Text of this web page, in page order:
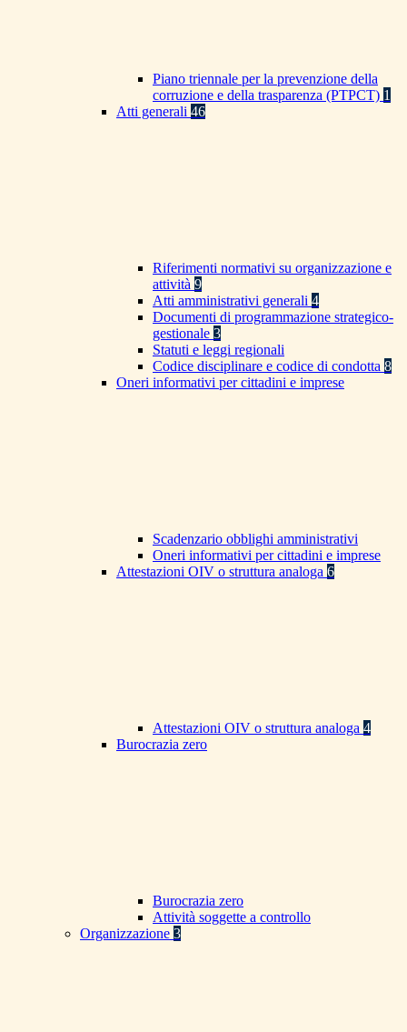
Piano triennale per la prevenzione della
corruzione e della trasparenza (PTPCT) 1
Atti generali 46
Riferimenti normativi su organizzazione e
attività 9
Atti amministrativi generali 4
Documenti di programmazione strategico-
gestionale 3
Statuti e leggi regionali
Codice disciplinare e codice di condotta 8
Oneri informativi per cittadini e imprese
Scadenzario obblighi amministrativi
Oneri informativi per cittadini e imprese
Attestazioni OIV o struttura analoga 6
Attestazioni OIV o struttura analoga 4
Burocrazia zero
Burocrazia zero
Attività soggette a controllo
Organizzazione 3